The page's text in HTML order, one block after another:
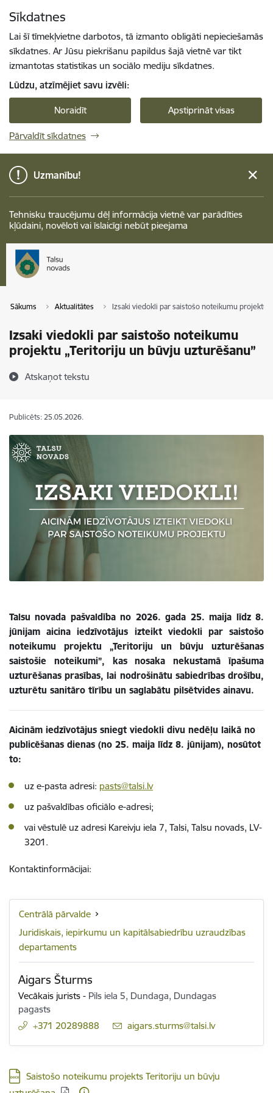
Sīkdatnes
Lai šī tīmekļvietne darbotos, tā izmanto obligāti nepieciešamās
sīkdatnes. Ar Jūsu piekrišanu papildus šajā vietnē var tikt
izmantotas statistikas un sociālo mediju sīkdatnes.
Lūdzu, atzīmējiet savu izvēli:
Noraidīt Apstiprināt visas
Pārvaldīt sīkdatnes
Uzmanību!
Tehnisku traucējumu dēļ informācija vietnē var parādīties
kļūdaini, novēloti vai īslaicīgi nebūt pieejama
Sākums Aktualitātes Izsaki viedokli par saistošo noteikumu projektu
Izsaki viedokli par saistošo noteikumu
projektu „Teritoriju un būvju uzturēšanu”
Atskaņot tekstu
Publicēts: 25.05.2026.
Talsu novada pašvaldība no 2026. gada 25. maija līdz 8.
jūnijam aicina iedzīvotājus izteikt viedokli par saistošo
noteikumu projektu „Teritoriju un būvju uzturēšanas
saistošie noteikumi”, kas nosaka nekustamā īpašuma
uzturēšanas prasības, lai nodrošinātu sabiedrības drošību,
uzturētu sanitāro tīrību un saglabātu pilsētvides ainavu.
Aicinām iedzīvotājus sniegt viedokli divu nedēļu laikā no
publicēšanas dienas (no 25. maija līdz 8. jūnijam), nosūtot
to:
uz e-pasta adresi: pasts@talsi.lv​
uz pašvaldības oficiālo e-adresi;
vai vēstulē uz adresi Kareivju iela 7, Talsi, Talsu novads, LV-
3201.
Kontaktinformācijai:
Centrālā pārvalde
Juridiskais, iepirkumu un kapitālsabiedrību uzraudzības
departaments
Aigars Šturms
Vecākais jurists - Pils iela 5, Dundaga, Dundagas
pagasts
+371 20289888
E-pasts:
aigars.sturms@talsi.lv
Lejupielādēt:
Saistošo noteikumu projekts Teritoriju un būvju